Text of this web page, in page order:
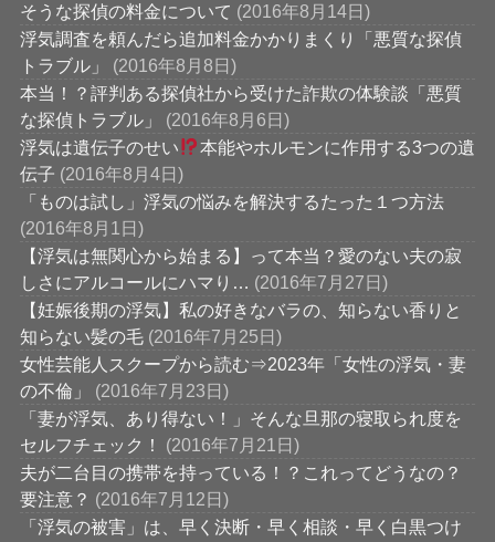
そうな探偵の料金について (2016年8月14日)
浮気調査を頼んだら追加料金かかりまくり「悪質な探偵
トラブル」
(2016年8月8日)
本当！？評判ある探偵社から受けた詐欺の体験談「悪質
な探偵トラブル」
(2016年8月6日)
浮気は遺伝子のせい
本能やホルモンに作用する3つの遺
伝子 (2016年8月4日)
「ものは試し」浮気の悩みを解決するたった１つ方法
(2016年8月1日)
【浮気は無関心から始まる】って本当？愛のない夫の寂
しさにアルコールにハマり… (2016年7月27日)
【妊娠後期の浮気】私の好きなバラの、知らない香りと
知らない髪の毛 (2016年7月25日)
女性芸能人スクープから読む⇒2023年「女性の浮気・妻
の不倫」
(2016年7月23日)
「妻が浮気、あり得ない！」そんな旦那の寝取られ度を
セルフチェック！
(2016年7月21日)
夫が二台目の携帯を持っている！？これってどうなの？
要注意？ (2016年7月12日)
「浮気の被害」は、早く決断・早く相談・早く白黒つけ